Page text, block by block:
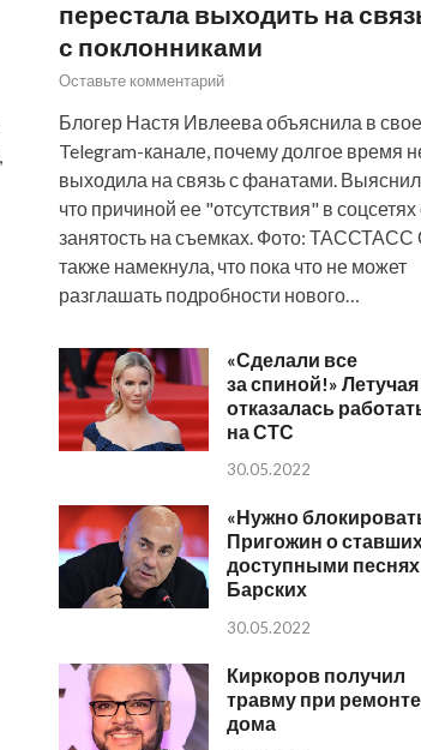
перестала выходить на
с поклонниками
Оставьте комментарий
Блогер Настя Ивлеева объяснила в
Telegram-канале, почему долгое время
выходила на связь с фанатами.
что причиной ее "отсутствия" в соцсетях
занятость на съемках. Фото: ТАССТАСС
также намекнула, что пока что не может
разглашать подробности нового…
«Сделали все
за спиной!» Летучая
отказалась
на СТС
30.05.2022
«Нужно
Пригожин о
доступными песнях
Барских
30.05.2022
Киркоров получил
травму при ремонте
дома